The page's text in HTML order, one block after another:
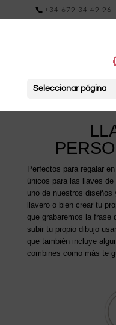
+34 679 34 49 96
Seleccionar página
Perfectos para regalar
únicos para las llaves
uno de nuestros diseños
llavero o bien crear tu
que grabaremos la frase
subir tu propio dibujo
que también incluye
combines como más te